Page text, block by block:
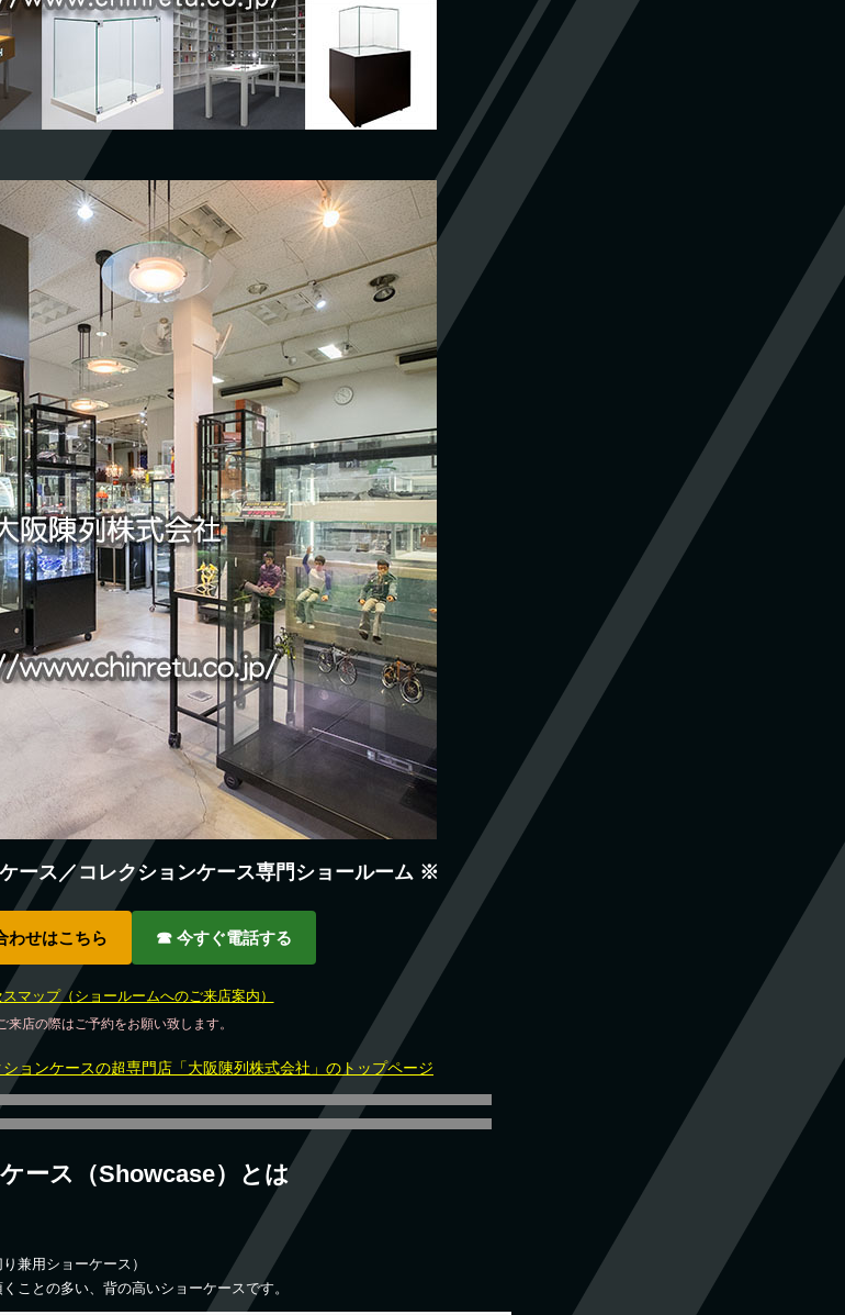
ース／コレクションケース専門ショールーム ※
わせはこちら ☎ 今すぐ電話する
マップ（ショールームへのご来店案内）
来店の際はご予約をお願い致します。
ョンケースの超専門店「大阪陳列株式会社」のトップページ
ース（Showcase）とは
兼用ショーケース）
ことの多い、背の高いショーケースです。